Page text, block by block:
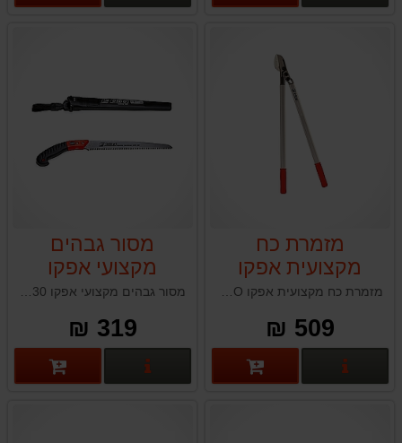
מזמרת כח
מקצועית אפקו
EFCO
מזמרת כח מקצועית אפקו EFCO קלת משקל תוצרת איטליה בעלת להבים מחושלים באש ומעביר כח נסתר מיועדת לגיזום ענפים עיקשים עד 45 מ״מ בקלות
509 ₪
פרטים נוספים
מסור גבהים
מקצועי אפקו
EFCO SRM30 מסור גבהים מקצועי אפקו EFCO SRM30 תוצרת איטליה
319 ₪
פרטים נוספים